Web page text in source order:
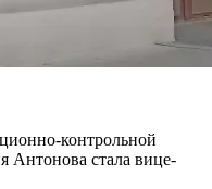
контрольной
Антонова стала вице-